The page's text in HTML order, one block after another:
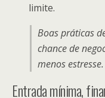
limite.
Boas práticas
chance de
menos estresse.
Entrada mínima,